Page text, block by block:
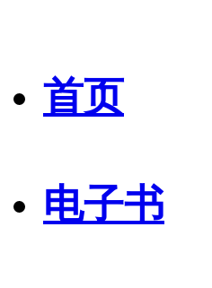
首页
电子书